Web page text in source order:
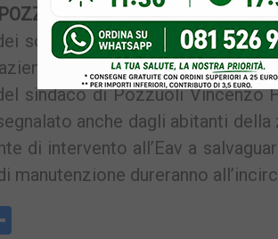
POZZUOLI – Domani,
sottopassi della Cumana di via
proprietaria della linea
sindaco di Pozzuoli Vincenzo
anche dagli abitanti della
di intervento all’Eav a
dureranno